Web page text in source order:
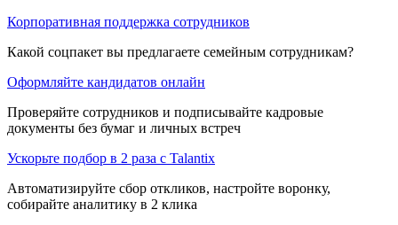
Корпоративная поддержка сотрудников
Какой соцпакет вы предлагаете семейным сотрудникам?
Оформляйте кандидатов онлайн
Проверяйте сотрудников и подписывайте кадровые
документы без бумаг и личных встреч
Ускорьте подбор в 2 раза с Talantix
Автоматизируйте сбор откликов, настройте воронку,
собирайте аналитику в 2 клика